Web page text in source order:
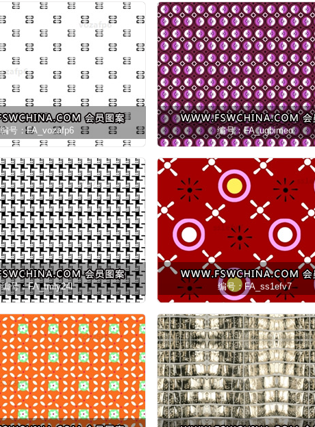
编号：FA_vozafp6 编号：FA_ugbimeo
编号：FA_tmly24l 编号：FA_ss1efv7